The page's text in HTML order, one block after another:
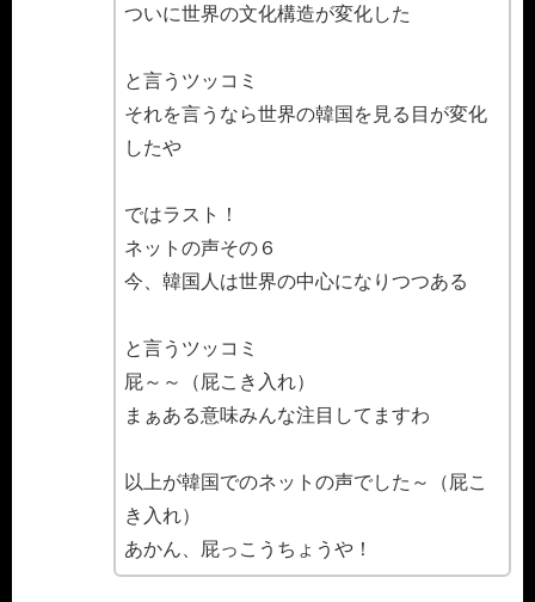
ついに世界の文化構造が変化した
と言うツッコミ
それを言うなら世界の韓国を見る目が変化
したや
ではラスト！
ネットの声その６
今、韓国人は世界の中心になりつつある
と言うツッコミ
屁～～（屁こき入れ）
まぁある意味みんな注目してますわ
以上が韓国でのネットの声でした～（屁こ
き入れ）
あかん、屁っこうちょうや！